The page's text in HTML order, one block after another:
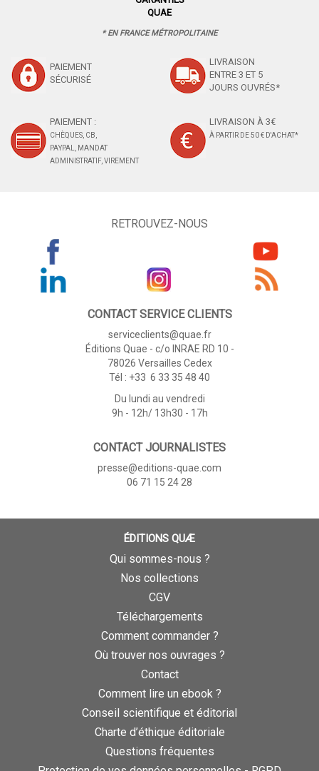
QUAE
* EN FRANCE MÉTROPOLITAINE
PAIEMENT
SÉCURISÉ
LIVRAISON
ENTRE 3 ET 5
JOURS OUVRÉS*
PAIEMENT :
CHÈQUES, CB,
PAYPAL, MANDAT
ADMINISTRATIF, VIREMENT
LIVRAISON À 3€
À PARTIR DE 50 € D'ACHAT*
RETROUVEZ-NOUS
CONTACT SERVICE CLIENTS
serviceclients@quae.fr
Éditions Quae - c/o INRAE RD 10 -
78026 Versailles Cedex
Tél : +33 6 33 35 48 40
Du lundi au vendredi
9h - 12h/ 13h30 - 17h
CONTACT JOURNALISTES
presse@editions-quae.com
06 71 15 24 28
ÉDITIONS QUÆ
Qui sommes-nous ?
Nos collections
CGV
Téléchargements
Comment commander ?
Où trouver nos ouvrages ?
Contact
Comment lire un ebook ?
Conseil scientifique et éditorial
Charte d’éthique éditoriale
Questions fréquentes